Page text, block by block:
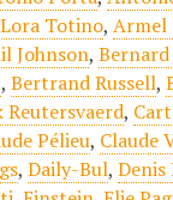
Totino, Armel
Johnson, Bernard
, Bertrand Russell,
Reutersvaerd,
Pélieu, Claude
, Daily-Bul, Denis